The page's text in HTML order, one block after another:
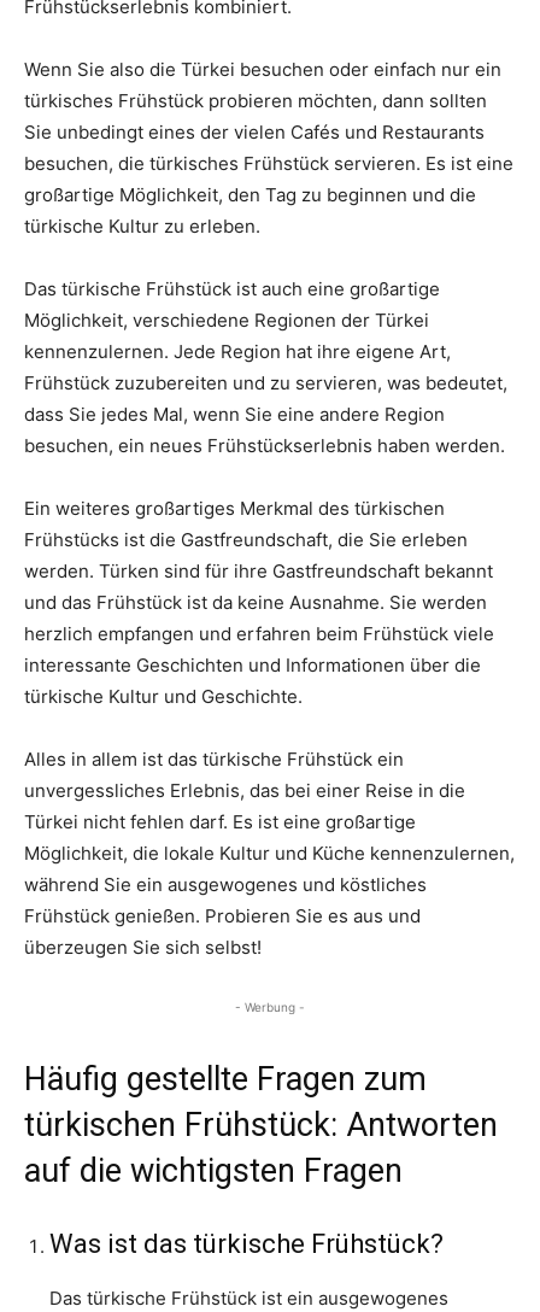
Frühstückserlebnis kombiniert.
Wenn Sie also die Türkei besuchen oder einfach nur ein
türkisches Frühstück probieren möchten, dann sollten
Sie unbedingt eines der vielen Cafés und Restaurants
besuchen, die türkisches Frühstück servieren. Es ist eine
großartige Möglichkeit, den Tag zu beginnen und die
türkische Kultur zu erleben.
Das türkische Frühstück ist auch eine großartige
Möglichkeit, verschiedene Regionen der Türkei
kennenzulernen. Jede Region hat ihre eigene Art,
Frühstück zuzubereiten und zu servieren, was bedeutet,
dass Sie jedes Mal, wenn Sie eine andere Region
besuchen, ein neues Frühstückserlebnis haben werden.
Ein weiteres großartiges Merkmal des türkischen
Frühstücks ist die Gastfreundschaft, die Sie erleben
werden. Türken sind für ihre Gastfreundschaft bekannt
und das Frühstück ist da keine Ausnahme. Sie werden
herzlich empfangen und erfahren beim Frühstück viele
interessante Geschichten und Informationen über die
türkische Kultur und Geschichte.
Alles in allem ist das türkische Frühstück ein
unvergessliches Erlebnis, das bei einer Reise in die
Türkei nicht fehlen darf. Es ist eine großartige
Möglichkeit, die lokale Kultur und Küche kennenzulernen,
während Sie ein ausgewogenes und köstliches
Frühstück genießen. Probieren Sie es aus und
überzeugen Sie sich selbst!
- Werbung -
Häufig gestellte Fragen zum
türkischen Frühstück: Antworten
auf die wichtigsten Fragen
Was ist das türkische Frühstück?
Das türkische Frühstück ist ein ausgewogenes